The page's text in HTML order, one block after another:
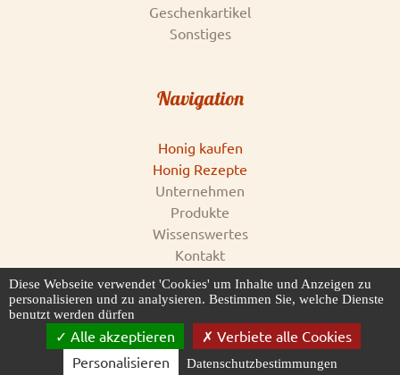
Geschenkartikel
Sonstiges
Navigation
Honig kaufen
Honig Rezepte
Unternehmen
Produkte
Wissenswertes
Kontakt
Impressum
AGB & Datenschutz
Diese Webseite verwendet 'Cookies' um Inhalte und Anzeigen zu
personalisieren und zu analysieren. Bestimmen Sie, welche Dienste
benutzt werden dürfen
Alle akzeptieren
Verbiete alle Cookies
Personalisieren
Datenschutzbestimmungen